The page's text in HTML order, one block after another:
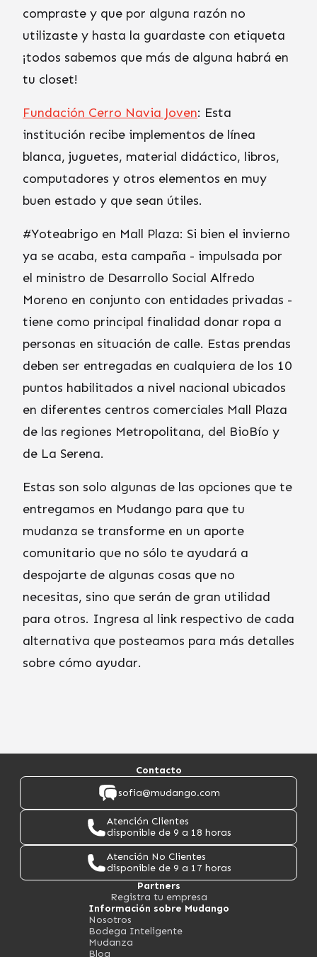
compraste y que por alguna razón no
utilizaste y hasta la guardaste con etiqueta
¡todos sabemos que más de alguna habrá en
tu closet!
Fundación Cerro Navia Joven: Esta
institución recibe implementos de línea
blanca, juguetes, material didáctico, libros,
computadores y otros elementos en muy
buen estado y que sean útiles.
#Yoteabrigo en Mall Plaza: Si bien el invierno
ya se acaba, esta campaña - impulsada por
el ministro de Desarrollo Social Alfredo
Moreno en conjunto con entidades privadas -
tiene como principal finalidad donar ropa a
personas en situación de calle. Estas prendas
deben ser entregadas en cualquiera de los 10
puntos habilitados a nivel nacional ubicados
en diferentes centros comerciales Mall Plaza
de las regiones Metropolitana, del BioBío y
de La Serena.
Estas son solo algunas de las opciones que te
entregamos en Mudango para que tu
mudanza se transforme en un aporte
comunitario que no sólo te ayudará a
despojarte de algunas cosas que no
necesitas, sino que serán de gran utilidad
para otros. Ingresa al link respectivo de cada
alternativa que posteamos para más detalles
sobre cómo ayudar.
Contacto
sofia@mudango.com
Atención Clientes
disponible de 9 a 18 horas
Atención No Clientes
disponible de 9 a 17 horas
Partners
Registra tu empresa
Información sobre Mudango
Nosotros
Bodega Inteligente
Mudanza
Blog